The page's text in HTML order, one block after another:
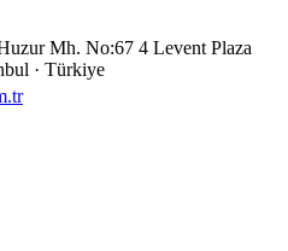
Mh. No:67 4 Levent Plaza
· Türkiye